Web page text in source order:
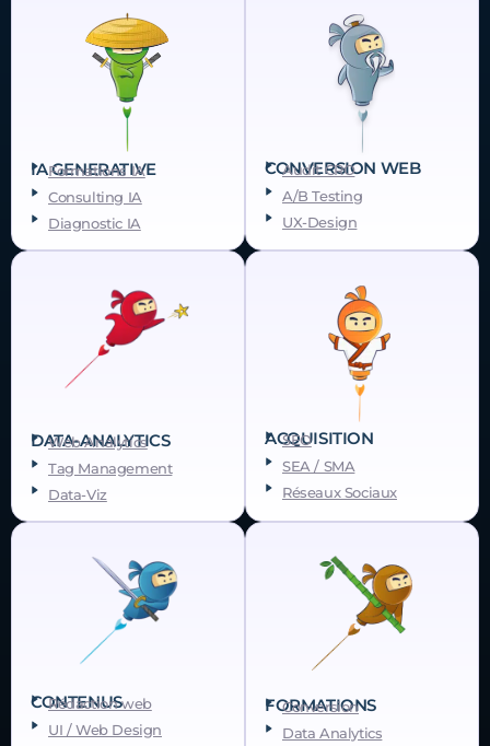
IA GENERATIVE
Formations IA
Consulting IA
Diagnostic IA
CONVERSION WEB
Audit CRO
A/B Testing
UX-Design
DATA-ANALYTICS
Web Analytics
Tag Management
Data-Viz
ACQUISITION
SEO
SEA / SMA
Réseaux Sociaux
CONTENUS
Rédaction web
UI / Web Design
FORMATIONS
Conversion
Data Analytics